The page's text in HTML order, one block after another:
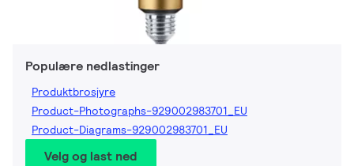
Populære nedlastinger
Produktbrosjyre
Product-Photographs-929002983701_EU
Product-Diagrams-929002983701_EU
Velg og last ned